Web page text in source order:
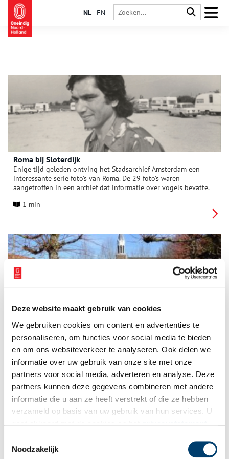
Deze website maakt gebruik van cookies
We gebruiken cookies om content en advertenties te
personaliseren, om functies voor social media te bieden
en om ons websiteverkeer te analyseren. Ook delen we
informatie over uw gebruik van onze site met onze
partners voor social media, adverteren en analyse. Deze
partners kunnen deze gegevens combineren met andere
informatie die u aan ze heeft verstrekt of die ze hebben
verzameld op basis van uw gebruik van hun services. U
Noodzakelijk
NL EN
Roma bij Sloterdijk
Enige tijd geleden ontving het Stadsarchief Amsterdam een
interessante serie foto’s van Roma. De 29 foto’s waren
aangetroffen in een archief dat informatie over vogels bevatte.
Jaap Taapken (1925-2001). Hij was jarenlang hoofdredacteur
1 min
Welke plaats vind jij het meest kenmerkend voor Noord-
Holland? Fred van de Water neemt ons mee naar Sloten,
inmiddels opgeslokt door Amsterdam. Vanuit gemeente Sloten
stoomden in 1839 de eerste treinen in ons land. Tuinders uit
Sloten bezorgden Amsterdammers hun verse groenten. Door
Sloten liepen pelgrims over de ‘heilige weg’, vanwege het
Mirakel. De keizer kwam in 1489 in dit dorp. Op naar dit
onbekende Sloten!